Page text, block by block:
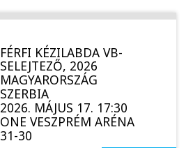
FÉRFI KÉZILABDA VB-
SELEJTEZŐ, 2026
MAGYARORSZÁG
SZERBIA
2026. MÁJUS 17. 17:30
ONE VESZPRÉM ARÉNA
31-30